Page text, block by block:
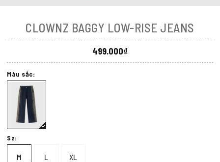
CLOWNZ BAGGY LOW-RISE JEANS
499.000₫
Màu sắc:
Sz:
M L XL